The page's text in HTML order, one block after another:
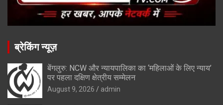
ब्रेकिंग न्यूज़
बेंगलुरु: NCW और न्यायपालिका का ‘महिलाओं के लिए न्याय’
पर पहला दक्षिण क्षेत्रीय सम्मेलन
August 9, 2026 admin